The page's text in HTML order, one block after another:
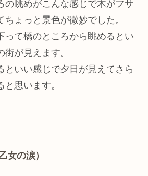
の眺めがこんな感じで木がフサ
ちょっと景色が微妙でした。
って橋のところから眺めるとい
が見えます。
といい感じで夕日が見えてさら
思います。
女の涙）